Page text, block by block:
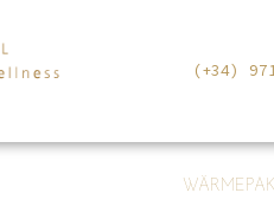
(+34)